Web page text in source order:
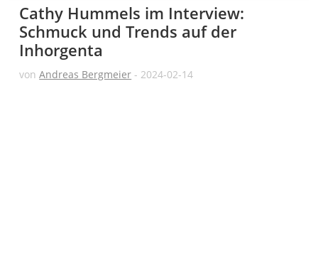
Cathy Hummels im Interview:
Schmuck und Trends auf der
Inhorgenta
vonAndreas Bergmeier - 2024-02-14